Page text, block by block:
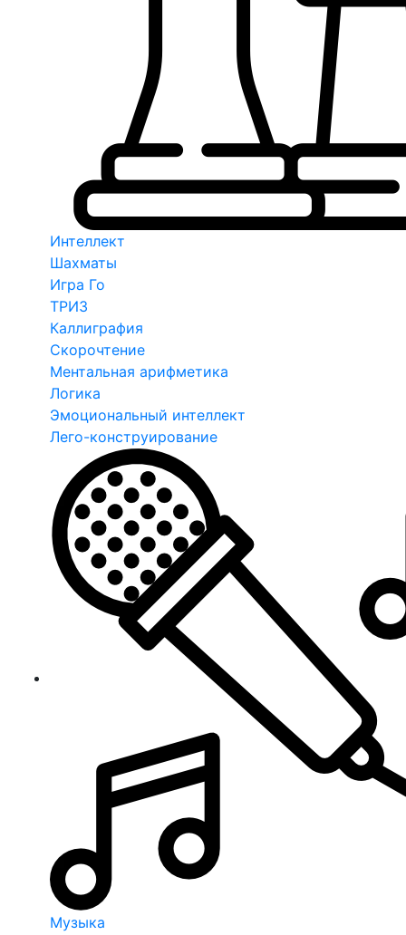
Интеллект
Шахматы
Игра Го
ТРИЗ
Каллиграфия
Скорочтение
Ментальная арифметика
Логика
Эмоциональный интеллект
Лего-конструирование
Музыка